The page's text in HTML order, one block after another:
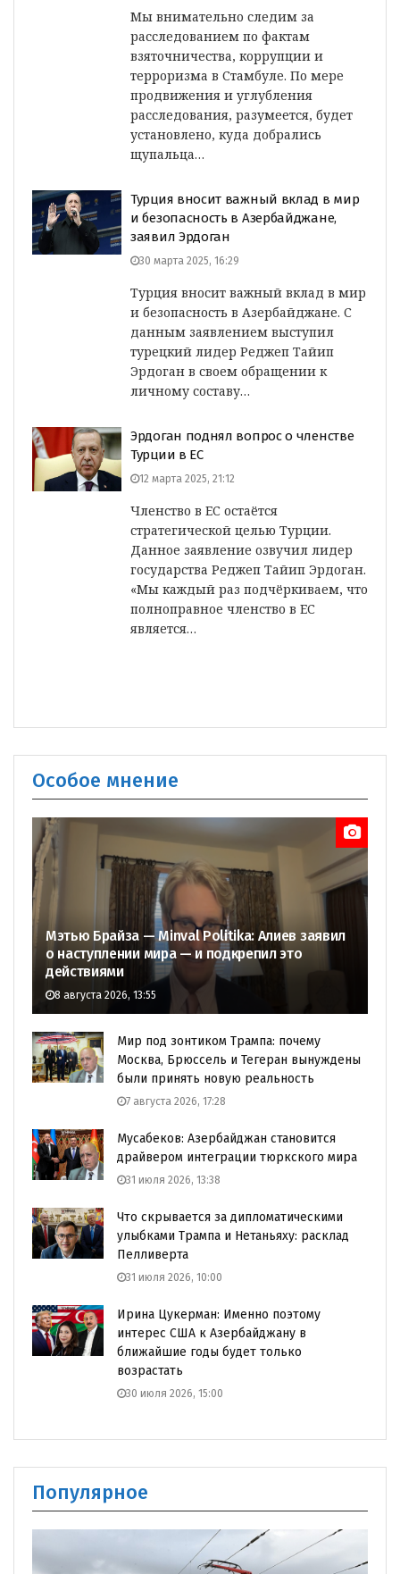
Мы внимательно следим за
расследованием по фактам
взяточничества, коррупции и
терроризма в Стамбуле. По мере
продвижения и углубления
расследования, разумеется, будет
установлено, куда добрались
щупальца…
Турция вносит важный вклад в мир
и безопасность в Азербайджане,
заявил Эрдоган
30 марта 2025, 16:29
Турция вносит важный вклад в мир
и безопасность в Азербайджане. С
данным заявлением выступил
турецкий лидер Реджеп Тайип
Эрдоган в своем обращении к
личному составу…
Эрдоган поднял вопрос о членстве
Турции в ЕС
12 марта 2025, 21:12
Членство в ЕС остаётся
стратегической целью Турции.
Данное заявление озвучил лидер
государства Реджеп Тайип Эрдоган.
«Мы каждый раз подчёркиваем, что
полноправное членство в ЕС
является…
Особое мнение
Мэтью Брайза — Minval Politika: Алиев заявил
о наступлении мира — и подкрепил это
действиями
8 августа 2026, 13:55
Мир под зонтиком Трампа: почему
Москва, Брюссель и Тегеран вынуждены
были принять новую реальность
7 августа 2026, 17:28
Мусабеков: Азербайджан становится
драйвером интеграции тюркского мира
31 июля 2026, 13:38
Что скрывается за дипломатическими
улыбками Трампа и Нетаньяху: расклад
Пелливерта
31 июля 2026, 10:00
Ирина Цукерман: Именно поэтому
интерес США к Азербайджану в
ближайшие годы будет только
возрастать
30 июля 2026, 15:00
Популярное